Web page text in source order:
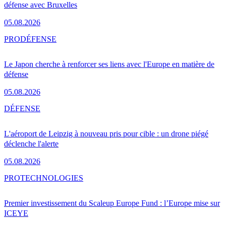
défense avec Bruxelles
05.08.2026
Le Japon cherche à renforcer ses liens avec l'Europe en matière de
défense
05.08.2026
PRODÉFENSE
L'aéroport de Leipzig à nouveau pris pour cible : un drone piégé
déclenche l'alerte
05.08.2026
DÉFENSE
Premier investissement du Scaleup Europe Fund : l’Europe mise sur
ICEYE
PROTECHNOLOGIES